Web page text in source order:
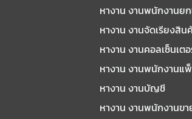
หางาน งานพนักงานย
หางาน งานจัดเรียงสิน
หางาน งานคอลเซ็นเต
หางาน งานพนักงานแ
หางาน งานบัญชี
หางาน งานพนักงานขา